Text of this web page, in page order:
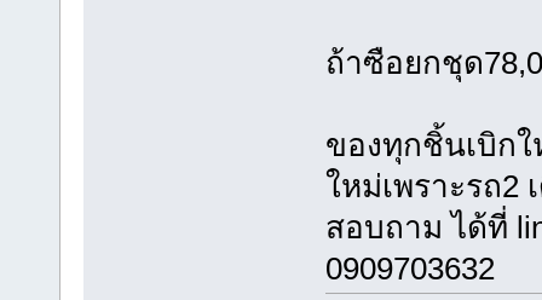
ถ้าซือยกชุด
ของทุกชิ้นเบิก
ใหม่เพราะรถ2
สอบถาม ได้ที่
0909703632